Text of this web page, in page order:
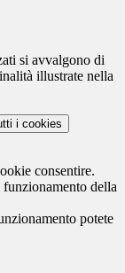
si avvalgono di
illustrate nella
i cookies
consentire.
della
potete